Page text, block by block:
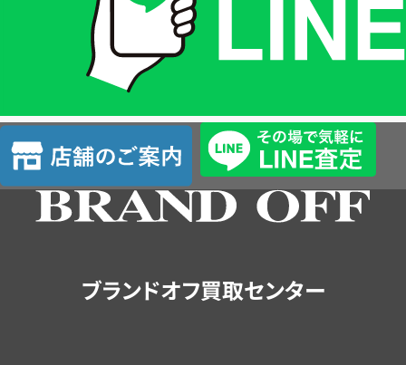
査
定
店
舗
の
ブランドオフ買取センター